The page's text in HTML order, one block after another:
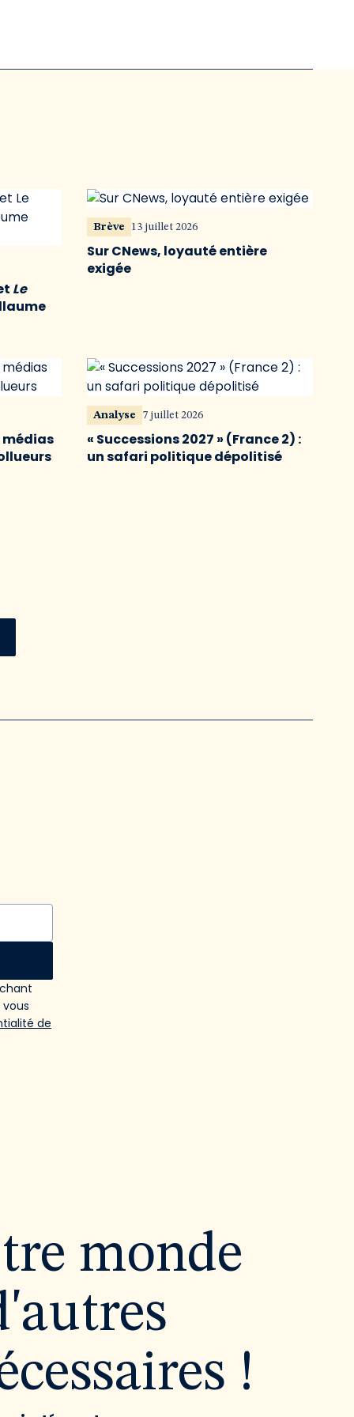
Le
Brève 13 juillet 2026
Sur CNews, loyauté entière
exigée
médias
Analyse 7 juillet 2026
« Successions 2027 » (France 2) :
un safari politique dépolitisé
de
monde
!